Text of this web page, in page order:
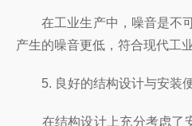
在工业生产中，噪音是不可
产生的噪音更低，符合现代工
5. 良好的结构设计与安装
在结构设计上充分考虑了安